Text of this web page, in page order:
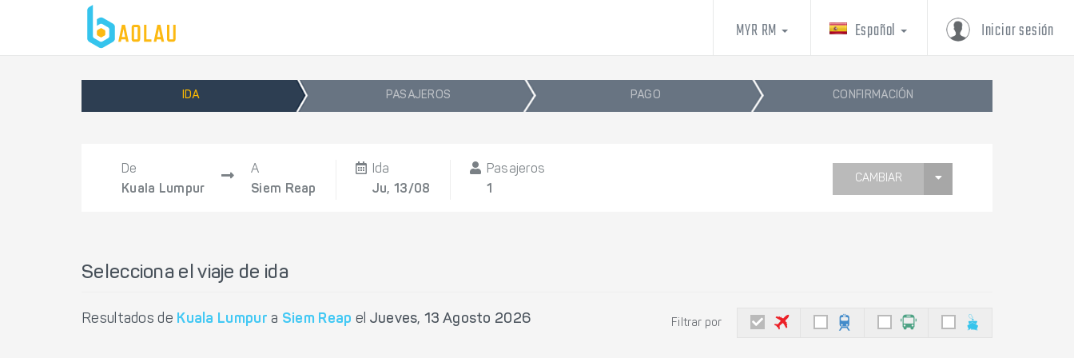
Iniciar sesión
Español
MYR RM
IDA PASAJEROS PAGO CONFIRMACIÓN
De
Kuala Lumpur
A
Siem Reap
Ida
Ju, 13/08
Pasajeros
1
CAMBIAR
Selecciona el viaje de ida
Resultados de Kuala Lumpur a Siem Reap el Jueves, 13 Agosto 2026 Filtrar por